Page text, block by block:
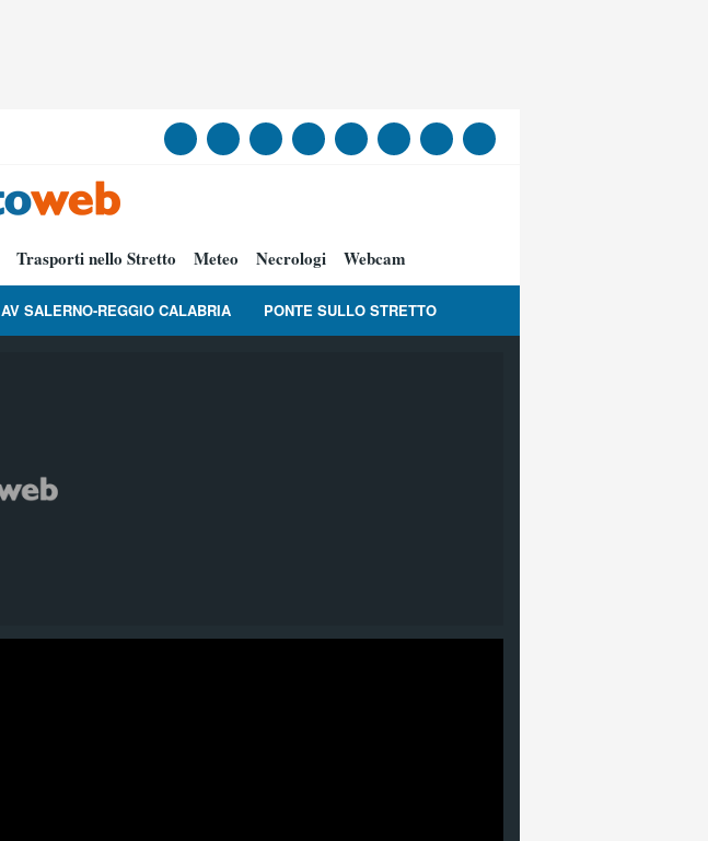
Trasporti nello Stretto Meteo Necrologi Webcam
AV SALERNO-REGGIO CALABRIA PONTE SULLO STRETTO